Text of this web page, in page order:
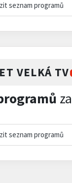
seznam programů
VELKÁ TV
za
seznam programů